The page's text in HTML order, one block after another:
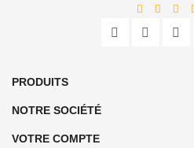
PRODUITS
NOTRE SOCIÉTÉ
VOTRE COMPTE